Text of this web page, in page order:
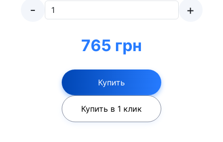
- +
765 грн
Купить
Купить в 1 клик